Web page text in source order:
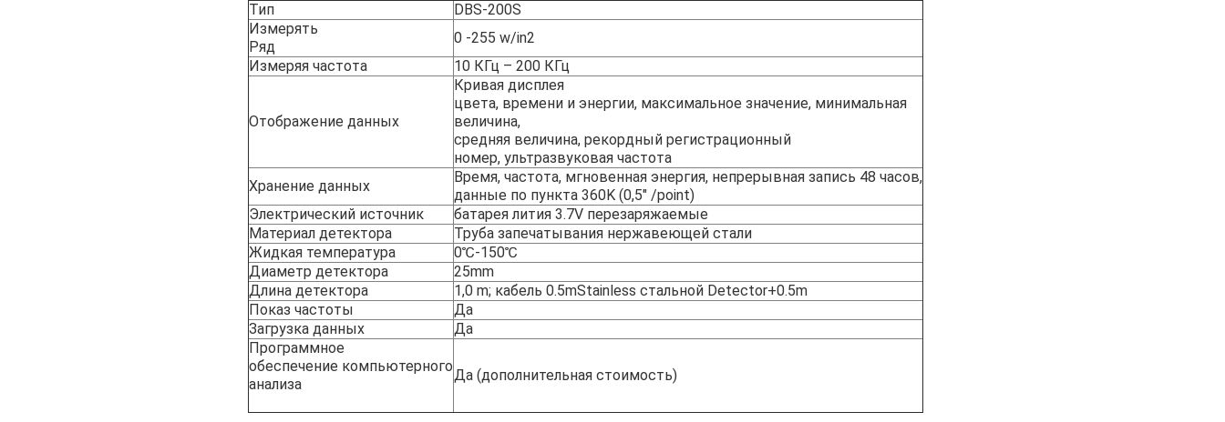
Тип
DBS-200S
Измерять
Ряд
0 -255 w/in2
Измеряя частота
10 КГц – 200 КГц
Отображение данных
Кривая дисплея
цвета, времени и энергии, максимальное значение, минимальная
величина,
средняя величина, рекордный регистрационный
номер, ультразвуковая частота
Хранение данных
Время, частота, мгновенная энергия, непрерывная запись 48 часов,
данные по пункта 360K (0,5" /point)
Электрический источник
батарея лития 3.7V перезаряжаемые
Материал детектора
Труба запечатывания нержавеющей стали
Жидкая температура
0℃-150℃
Диаметр детектора
25mm
Длина детектора
1,0 m; кабель 0.5mStainless стальной Detector+0.5m
Показ частоты
Да
Загрузка данных
Да
Программное
обеспечение компьютерного
анализа
Да (дополнительная стоимость)